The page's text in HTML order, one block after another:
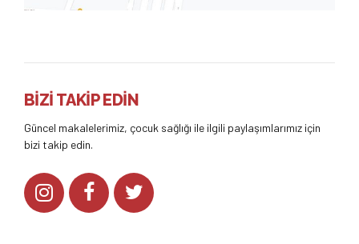
BİZİ TAKİP EDİN
Güncel makalelerimiz, çocuk sağlığı ile ilgili paylaşımlarımız için
bizi takip edin.